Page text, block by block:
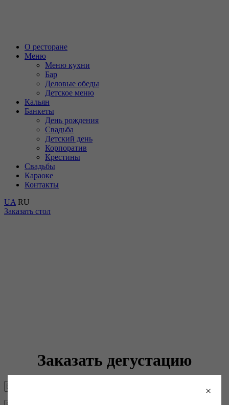
О ресторане
Меню
Меню кухни
Бар
Деловые обеды
Детское меню
Кальян
Банкеты
День рождения
Свадьба
Детский день
Корпоратив
Крестины
Cвадьбы
Караоке
Контакты
UA RU
Заказать стол
Заказать дегустацию
×